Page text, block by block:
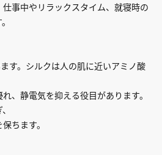
事中やリラックスタイム、就寝時の
す。シルクは人の肌に近いアミノ酸
、静電気を抑える役目があります。
ちます。